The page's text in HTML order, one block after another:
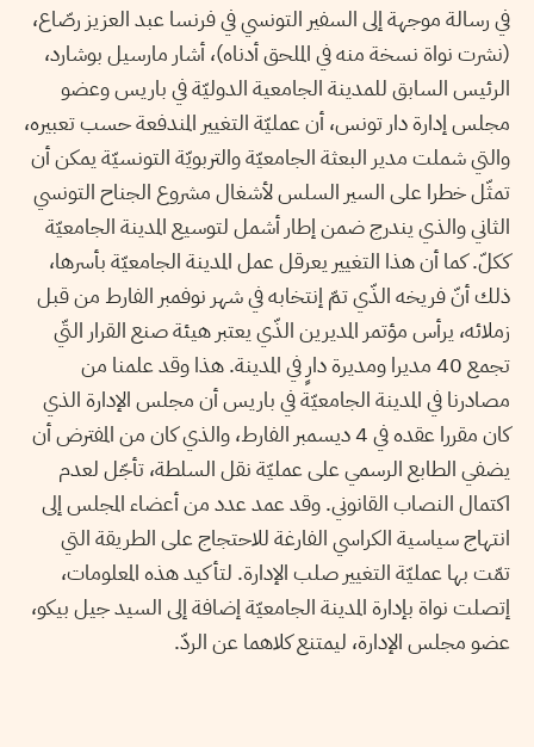
في رسالة موجهة إلى السفير التونسي في فرنسا عبد العزيز رصّاع،
(نشرت نواة نسخة منه في الملحق أدناه)، أشار مارسيل بوشارد،
الرئيس السابق للمدينة الجامعية الدوليّة في باريس وعضو
مجلس إدارة دار تونس، أن عمليّة التغيير المندفعة حسب تعبيره،
والتي شملت مدير البعثة الجامعيّة والتربويّة التونسيّة يمكن أن
تمثّل خطرا على السير السلس لأشغال مشروع الجناح التونسي
الثاني والذي يندرج ضمن إطار أشمل لتوسيع المدينة الجامعيّة
ككلّ. كما أن هذا التغيير يعرقل عمل المدينة الجامعيّة بأسرها،
ذلك أنّ فريخه الذّي تمّ إنتخابه في شهر نوفمبر الفارط من قبل
زملائه، يرأس مؤتمر المديرين الذّي يعتبر هيئة صنع القرار التّي
تجمع 40 مديرا ومديرة دارٍ في المدينة. هذا وقد علمنا من
مصادرنا في المدينة الجامعيّة في باريس أن مجلس الإدارة الذي
كان مقررا عقده في 4 ديسمبر الفارط، والذي كان من المفترض أن
يضفي الطابع الرسمي على عمليّة نقل السلطة، تأجّل لعدم
اكتمال النصاب القانوني. وقد عمد عدد من أعضاء المجلس إلى
انتهاج سياسية الكراسي الفارغة للاحتجاج على الطريقة التي
تمّت بها عمليّة التغيير صلب الإدارة. لتأكيد هذه المعلومات،
إتصلت نواة بإدارة المدينة الجامعيّة إضافة إلى السيد جيل بيكو،
عضو مجلس الإدارة، ليمتنع كلاهما عن الردّ.